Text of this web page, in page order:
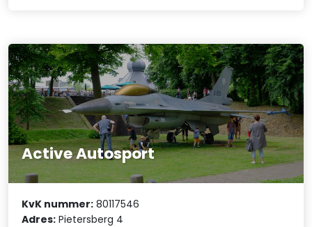
Active Autosport
KvK nummer: 80117546
Adres: Pietersberg 4